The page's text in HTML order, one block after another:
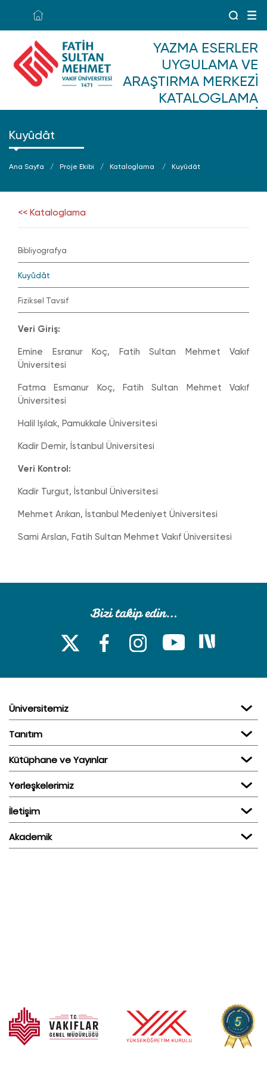
YAZMA ESERLER
UYGULAMA VE
ARAŞTIRMA MERKEZI
KATALOGLAMA
PROJESI
Kuyûdât
Ana Sayfa Proje Ekibi Kataloglama Kuyûdât
<< Kataloglama
Bibliyografya
Kuyûdât
Fiziksel Tavsif
Veri Giriş:
Emine Esranur Koç, Fatih Sultan Mehmet Vakıf
Üniversitesi
Fatma Esmanur Koç, Fatih Sultan Mehmet Vakıf
Üniversitesi
Halil Işılak, Pamukkale Üniversitesi
Kadir Demir, İstanbul Üniversitesi
Veri Kontrol:
Kadir Turgut, İstanbul Üniversitesi
Mehmet Arıkan, İstanbul Medeniyet Üniversitesi
Sami Arslan, Fatih Sultan Mehmet Vakıf Üniversitesi
Üniversitemiz
Tanıtım
Kütüphane ve Yayınlar
Yerleşkelerimiz
İletişim
Akademik